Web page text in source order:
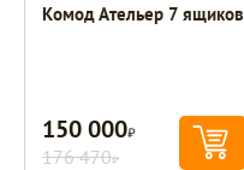
Комод Ательер 7 ящиков
150 000Р
176 470Р